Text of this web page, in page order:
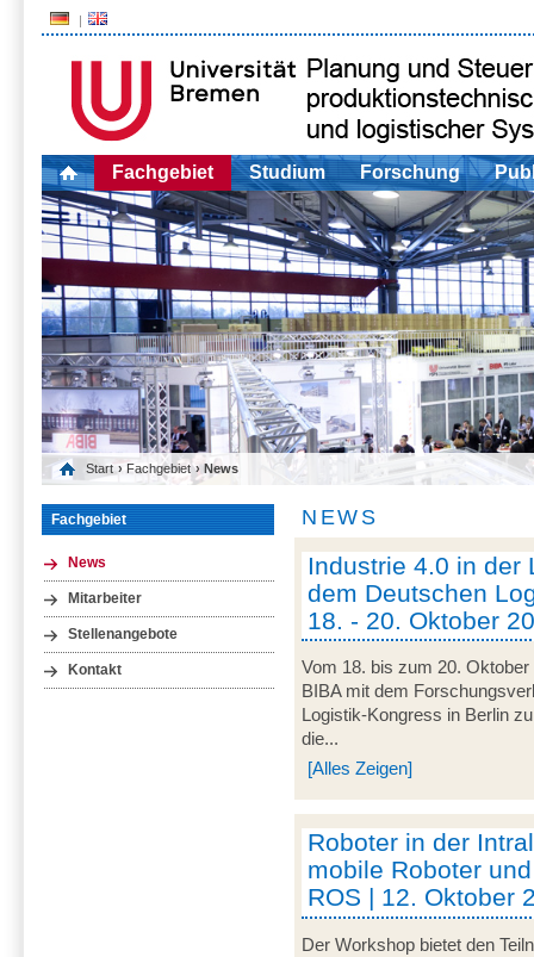
Fachgebiet Studium Forschung
Start › Fachgebiet › News
Fachgebiet
News
Mitarbeiter
Stellenangebote
Kontakt
NEWS
Industrie 4.0 in der
dem Deutschen
18. - 20. Oktober
Vom 18. bis zum 20.
BIBA mit dem
Logistik-Kongress in Berlin
die...
[Alles Zeigen]
Roboter in der
mobile Roboter
ROS | 12. Oktober
Der Workshop bietet den